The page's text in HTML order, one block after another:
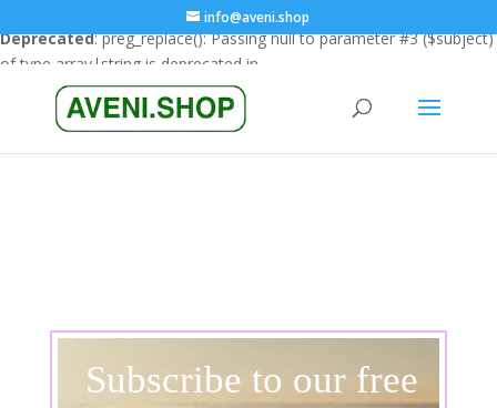
Deprecated: preg_replace(): Passing null to parameter #3 ($subject)
of type array|string is deprecated in
/home/clients/18a3e26666cfbf23e8732e4990151eba/sites/
content/plugins/wordfence/vendor/wordfence/wf-
info@aveni.shop